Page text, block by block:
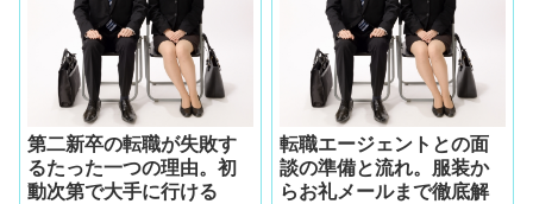
第二新卒の転職が失敗す
るたった一つの理由。初
動次第で大手に行ける
転職エージェントとの面
談の準備と流れ。服装か
らお礼メールまで徹底解